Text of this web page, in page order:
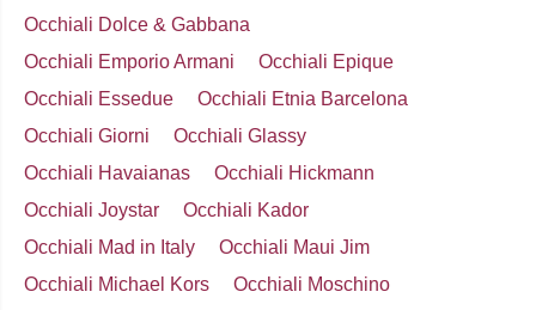
Occhiali Dolce & Gabbana
Occhiali Emporio Armani
Occhiali Epique
Occhiali Essedue
Occhiali Etnia Barcelona
Occhiali Giorni
Occhiali Glassy
Occhiali Havaianas
Occhiali Hickmann
Occhiali Joystar
Occhiali Kador
Occhiali Mad in Italy
Occhiali Maui Jim
Occhiali Michael Kors
Occhiali Moschino